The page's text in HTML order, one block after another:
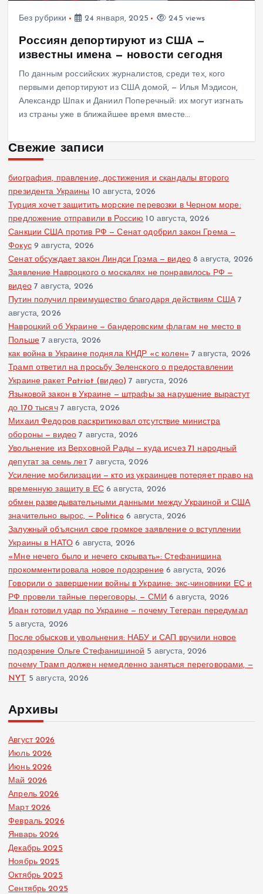
Без рубрики 24 января, 2025 245 views
Россиян депортируют из США —
известны имена — новости сегодня
По данным российских журналистов, среди тех, кого
первыми депортируют из США домой, — Илья Мэдисон,
Александр Шпак и Даниил Поперечный: их могут изгнать
из страны уже в ближайшее время вместе…
Свежие записи
биография, правление, достижения и скандалы второго
президента Украины 10 августа, 2026
Турция хочет защитить морские перевозки в Черном море:
предложение отправили в Россию 10 августа, 2026
Санкции США против РФ — Сенат одобрил закон Грема —
Фокус 9 августа, 2026
Сенат обсуждает закон Линдси Грэма — видео 8 августа, 2026
Заявление Навроцкого о москалях не понравилось РФ —
видео 7 августа, 2026
Путин получил преимущество благодаря действиям США 7
августа, 2026
Навроцкий об Украине — бандеровским флагам не место в
Польше 7 августа, 2026
как война в Украине подняла КНДР «с колен» 7 августа, 2026
Трамп ответил на просьбу Зеленского о предоставлении
Украине ракет Patriot (видео) 7 августа, 2026
Языковой закон в Украине — штрафы за нарушение вырастут
до 170 тысяч 7 августа, 2026
Михаил Федоров раскритиковал отсутствие министра
обороны — видео 7 августа, 2026
Увольнение из Верховной Рады — куда исчез 71 народный
депутат за семь лет 7 августа, 2026
Усиление мобилизации — кто из украинцев потеряет право на
временную защиту в ЕС 6 августа, 2026
обмен разведывательными данными между Украиной и США
значительно вырос, — Politico 6 августа, 2026
Залужный объяснил свое громкое заявление о вступлении
Украины в НАТО 6 августа, 2026
«Мне нечего было и нечего скрывать»: Стефанишина
прокомментировала новое подозрение 6 августа, 2026
Говорили о завершении войны в Украине: экс-чиновники ЕС и
РФ провели тайные переговоры, — СМИ 6 августа, 2026
Иран готовил удар по Украине — почему Тегеран передумал
5 августа, 2026
После обысков и увольнения: НАБУ и САП вручили новое
подозрение Ольге Стефанишиной 5 августа, 2026
почему Трамп должен немедленно заняться переговорами, —
NYT 5 августа, 2026
Архивы
Август 2026
Июль 2026
Июнь 2026
Май 2026
Апрель 2026
Март 2026
Февраль 2026
Январь 2026
Декабрь 2025
Ноябрь 2025
Октябрь 2025
Сентябрь 2025